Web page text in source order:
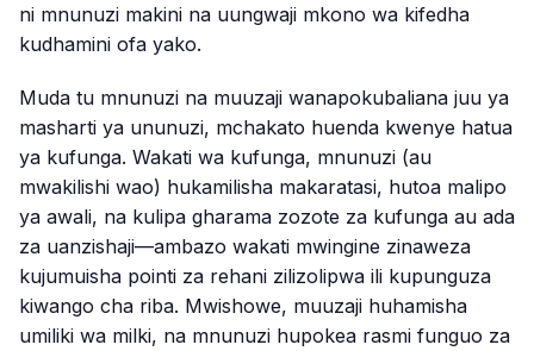
ni mnunuzi makini na uungwaji mkono wa kifedha
kudhamini ofa yako.
Muda tu mnunuzi na muuzaji wanapokubaliana juu ya
masharti ya ununuzi, mchakato huenda kwenye hatua
ya kufunga. Wakati wa kufunga, mnunuzi (au
mwakilishi wao) hukamilisha makaratasi, hutoa malipo
ya awali, na kulipa gharama zozote za kufunga au ada
za uanzishaji—ambazo wakati mwingine zinaweza
kujumuisha pointi za rehani zilizolipwa ili kupunguza
kiwango cha riba. Mwishowe, muuzaji huhamisha
umiliki wa milki, na mnunuzi hupokea rasmi funguo za